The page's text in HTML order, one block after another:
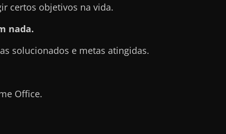
certos objetivos na vida.
nada.
solucionados e metas atingidas.
Office.